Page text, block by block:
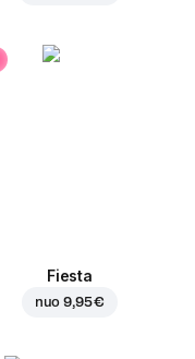
Fiesta
nuo9,95 €